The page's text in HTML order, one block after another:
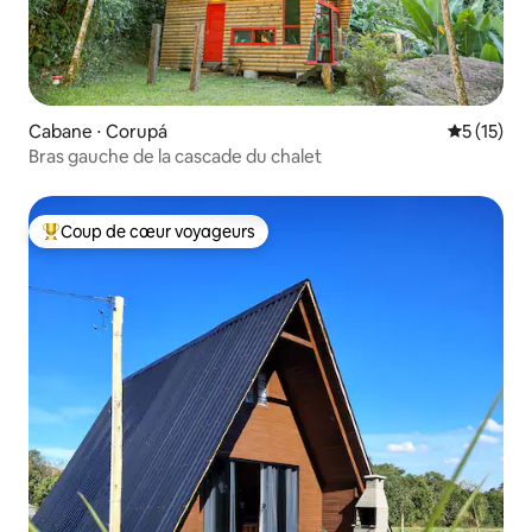
Cabane ⋅ Corupá
5 (15)
Bras gauche de la cascade du chalet
Coups de cœur voyageurs les plus appréciés
Coup de cœur voyageurs